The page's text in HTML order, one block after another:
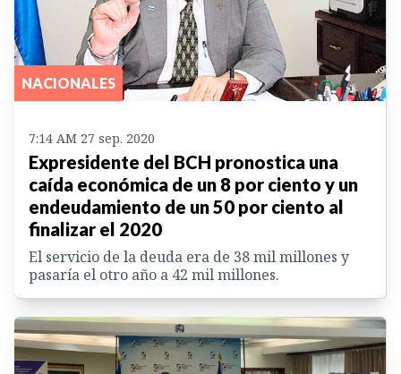
NACIONALES
7:14 AM 27 sep. 2020
Expresidente del BCH pronostica una
caída económica de un 8 por ciento y un
endeudamiento de un 50 por ciento al
finalizar el 2020
El servicio de la deuda era de 38 mil millones y
pasaría el otro año a 42 mil millones.